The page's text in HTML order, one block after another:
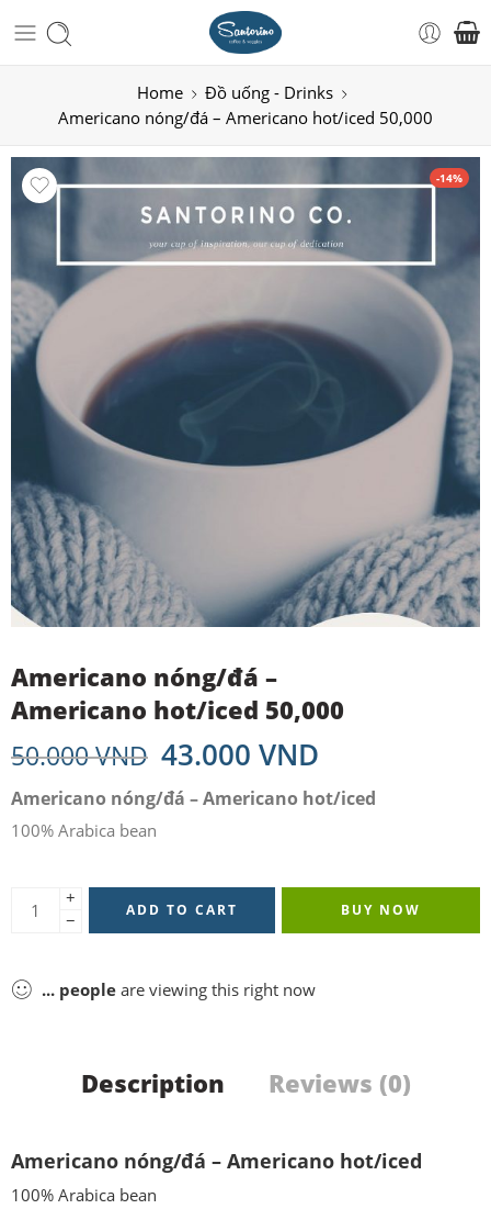
Home
Đồ uống - Drinks
Americano nóng/đá – Americano hot/iced 50,000
-14%
Americano nóng/đá –
Americano hot/iced 50,000
50.000VND 43.000 VND
Americano nóng/đá – Americano hot/iced
100% Arabica bean
+
−
ADD TO CART BUY NOW
... people are viewing this right now
Description Reviews (0)
Americano nóng/đá – Americano hot/iced
100% Arabica bean